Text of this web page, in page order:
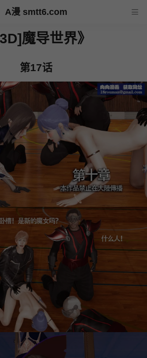
A漫 smtt6.com
魔导世界》
第17话